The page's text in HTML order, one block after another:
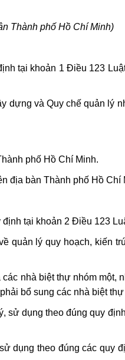
Thành phố Hồ Chí Minh)
tại khoản 1 Điều 123
và Quy chế quản lý
phố Hồ Chí Minh.
địa bàn Thành phố Hồ Chí
tại khoản 2 Điều 123
quản lý quy hoạch, kiến
nhà biệt thự nhóm một,
bổ sung các nhà biệt
dụng theo đúng quy
dụng theo đúng các quy